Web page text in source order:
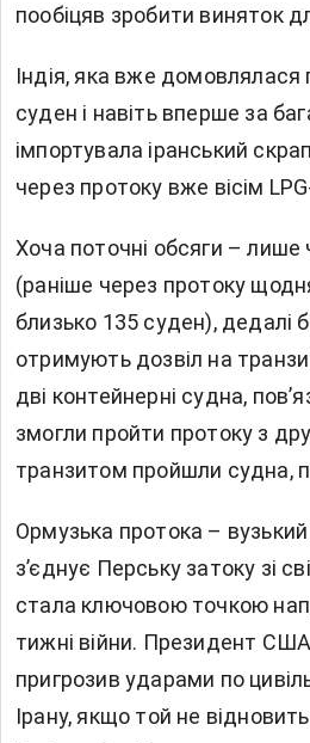
пообіцяв зробити виняток
Індія, яка вже домовлялася
суден і навіть вперше за
імпортувала іранський
через протоку вже вісім
Хоча поточні обсяги –
(раніше через протоку
близько 135 суден), дедалі
отримують дозвіл на
дві контейнерні судна,
змогли пройти протоку з
транзитом пройшли судна,
Ормузька протока –
з’єднує Перську затоку зі
стала ключовою точкою
тижні війни. Президент
пригрозив ударами по
Ірану, якщо той не